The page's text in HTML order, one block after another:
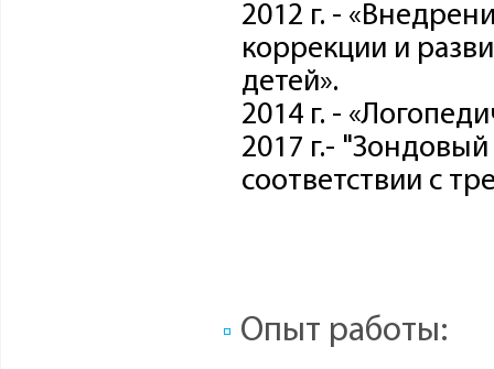
2012 г. -
коррекции и
детей».
2014 г. -
2017 г.-
соответствии с
Опыт работы: